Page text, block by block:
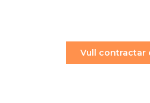
Vull contractar